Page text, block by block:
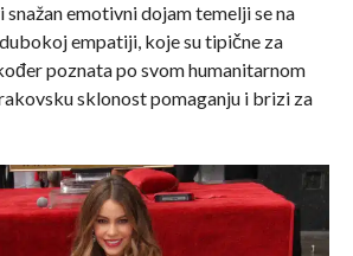
emotivni dojam temelji se na
empatiji, koje su tipične za
poznata po svom humanitarnom
sklonost pomaganju i brizi za